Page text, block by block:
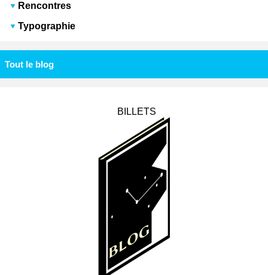
Rencontres
Typographie
Tout le blog
BILLETS